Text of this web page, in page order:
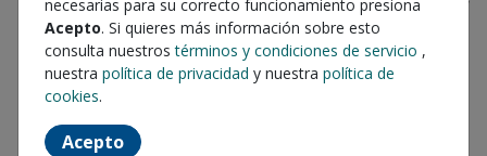
finiquitos, préstamos, etc.).
Emisión y entrega de documentos laborales (contratos,
anexos, comisiones de servicio).
Elaboración de informes de consumo de casino para
Preparación y tramitación de documentación ante la
necesarias para su correcto funcionamiento presiona
Acepto. Si quieres más información sobre esto
consulta nuestrostérminos y condiciones de servicio ,
nuestra política de privacidad y nuestra política de
cookies.
Acepto